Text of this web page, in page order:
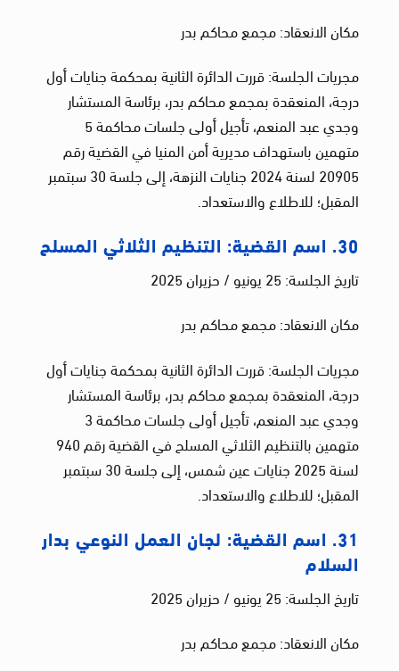
مكان الانعقاد: مجمع محاكم بدر
مجريات الجلسة: قررت الدائرة الثانية بمحكمة جنايات أول
درجة، المنعقدة بمجمع محاكم بدر، برئاسة المستشار
وجدي عبد المنعم، تأجيل أولى جلسات محاكمة 5
متهمين باستهداف مديرية أمن المنيا في القضية رقم
20905 لسنة 2024 جنايات النزهة، إلى جلسة 30 سبتمبر
المقبل؛ للاطلاع والاستعداد.
30. اسم القضية: التنظيم الثلاثي المسلح
تاريخ الجلسة: 25 يونيو / حزيران 2025
مكان الانعقاد: مجمع محاكم بدر
مجريات الجلسة: قررت الدائرة الثانية بمحكمة جنايات أول
درجة، المنعقدة بمجمع محاكم بدر، برئاسة المستشار
وجدي عبد المنعم، تأجيل أولى جلسات محاكمة 3
متهمين بالتنظيم الثلاثي المسلح في القضية رقم 940
لسنة 2025 جنايات عين شمس، إلى جلسة 30 سبتمبر
المقبل؛ للاطلاع والاستعداد.
31. اسم القضية: لجان العمل النوعي بدار
السلام
تاريخ الجلسة: 25 يونيو / حزيران 2025
مكان الانعقاد: مجمع محاكم بدر